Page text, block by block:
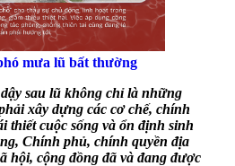
mưa lũ bất thường
sau lũ không chỉ là những
xây dựng các cơ chế, chính
thiết cuộc sống và ổn định sinh
Chính phủ, chính quyền địa
hội, cộng đồng đã và đang được